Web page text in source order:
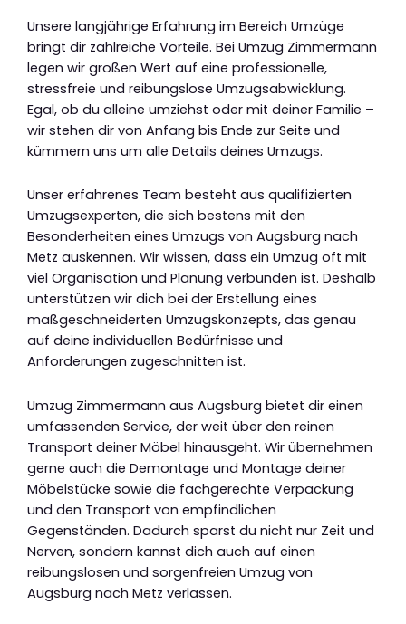
Unsere langjährige Erfahrung im Bereich Umzüge
bringt dir zahlreiche Vorteile. Bei Umzug Zimmermann
legen wir großen Wert auf eine professionelle,
stressfreie und reibungslose Umzugsabwicklung.
Egal, ob du alleine umziehst oder mit deiner Familie –
wir stehen dir von Anfang bis Ende zur Seite und
kümmern uns um alle Details deines Umzugs.
Unser erfahrenes Team besteht aus qualifizierten
Umzugsexperten, die sich bestens mit den
Besonderheiten eines Umzugs von Augsburg nach
Metz auskennen. Wir wissen, dass ein Umzug oft mit
viel Organisation und Planung verbunden ist. Deshalb
unterstützen wir dich bei der Erstellung eines
maßgeschneiderten Umzugskonzepts, das genau
auf deine individuellen Bedürfnisse und
Anforderungen zugeschnitten ist.
Umzug Zimmermann aus Augsburg bietet dir einen
umfassenden Service, der weit über den reinen
Transport deiner Möbel hinausgeht. Wir übernehmen
gerne auch die Demontage und Montage deiner
Möbelstücke sowie die fachgerechte Verpackung
und den Transport von empfindlichen
Gegenständen. Dadurch sparst du nicht nur Zeit und
Nerven, sondern kannst dich auch auf einen
reibungslosen und sorgenfreien Umzug von
Augsburg nach Metz verlassen.